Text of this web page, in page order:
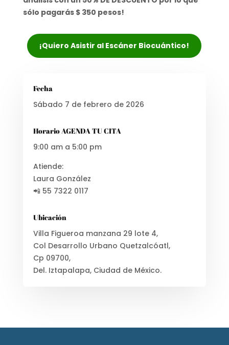
sólo pagarás $ 350 pesos!
¡Quiero Asistir al Escáner Biocuántico!
Fecha
Sábado 7 de febrero de 2026
Horario AGENDA TU CITA
9:00 am a 5:00 pm
Atiende:
Laura González
📲 55 7322 0117
Ubicación
Villa Figueroa manzana 29 lote 4,
Col Desarrollo Urbano Quetzalcóatl,
Cp 09700,
Del. Iztapalapa, Ciudad de México.